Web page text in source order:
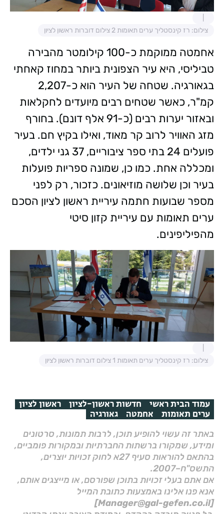
צילום: רז קינסטליך ערים תאומות 2 צילום דוברות ראשון לציון
אחמטה ממוקמת כ-100 קילומטר מהבירה
טביליסי, היא עיר הצפונית ביותר במחוז קאחתי
בגאורגיה. שטחה של העיר הוא כ-2,207
קמ"ר, כאשר שטחים רבים מיועדים לחקלאות
ובאזור יערות רבים (כ-91 אלף דונם). בחורף
מזג האוויר לרוב קר מאוד, ואילו בקיץ חם. בעיר
פועלים 24 בתי ספר ציבוריים, 37 גני ילדים,
ומכללה אחת. כמו כן, שמונה ספריות פועלות
בעיר וכן שלושה מוזיאונים. כזכור, רק לפני
מספר שבועות חתמה עיריית ראשון לציון הסכם
ערים תאומות עם עיריית קזון סיטי
מהפיליפינים.
צילום: רז קינסטליך ערים תאומות 1 צילום דוברות ראשון לציון
עמוד הבית ראשי חדשות ראשון-לציון ראשון לציון
ערים תאומות אחמטה גאורגיה
באתר זה עשוי להופיע תוכן, לרבות תמונות, סרטונים
ומידע, שמקורו ברשתות החברתיות ובמקורות פומביים,
בהתאם להוראות סעיף 27א לחוק זכויות יוצרים,
התשס"ח–2007.
אם אתם בעלי זכויות בתוכן שפורסם, או מייצגים אותם,
אנא פנו אלינו באמצעות כתובת המייל
[Manager@gal-gefen.co.il]